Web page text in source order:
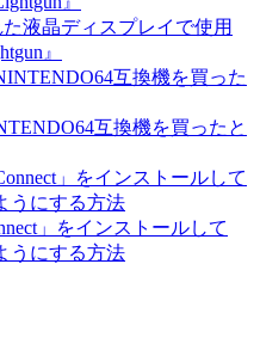
液晶ディスプレイで使用
』
互換機を買ったと
」をインストールして
うにする方法